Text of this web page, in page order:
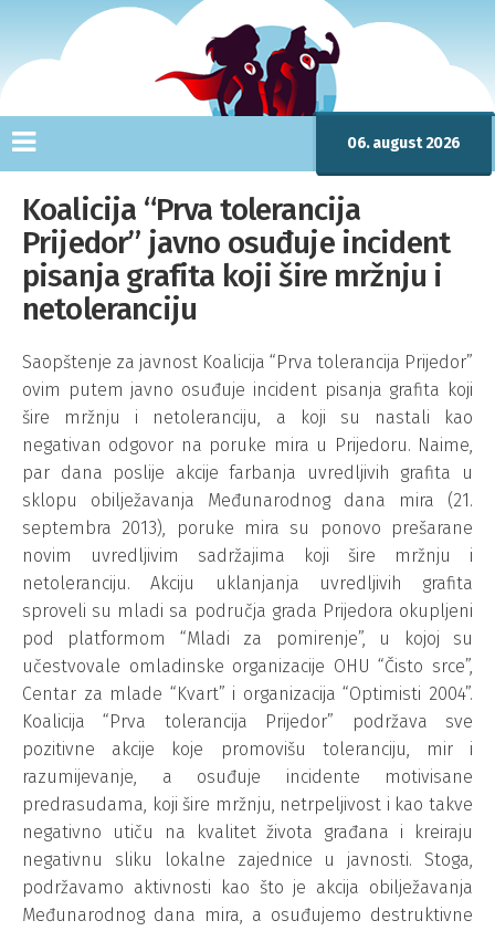
06. august 2026
Koalicija “Prva tolerancija
Prijedor” javno osuđuje incident
pisanja grafita koji šire mržnju i
netoleranciju
Saopštenje za javnost Koalicija “Prva tolerancija Prijedor”
ovim putem javno osuđuje incident pisanja grafita koji
šire mržnju i netoleranciju, a koji su nastali kao
negativan odgovor na poruke mira u Prijedoru. Naime,
par dana poslije akcije farbanja uvredljivih grafita u
sklopu obilježavanja Međunarodnog dana mira (21.
septembra 2013), poruke mira su ponovo prešarane
novim uvredljivim sadržajima koji šire mržnju i
netoleranciju. Akciju uklanjanja uvredljivih grafita
sproveli su mladi sa područja grada Prijedora okupljeni
pod platformom “Mladi za pomirenje”, u kojoj su
učestvovale omladinske organizacije OHU “Čisto srce”,
Centar za mlade “Kvart” i organizacija “Optimisti 2004”.
Koalicija “Prva tolerancija Prijedor” podržava sve
pozitivne akcije koje promovišu toleranciju, mir i
razumijevanje, a osuđuje incidente motivisane
predrasudama, koji šire mržnju, netrpeljivost i kao takve
negativno utiču na kvalitet života građana i kreiraju
negativnu sliku lokalne zajednice u javnosti. Stoga,
podržavamo aktivnosti kao što je akcija obilježavanja
Međunarodnog dana mira, a osuđujemo destruktivne